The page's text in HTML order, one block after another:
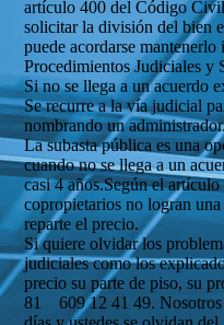
artículo 400 del Código
solicitar la división del bien
puede acordarse
Procedimientos Judiciales y
Si no se llega a un acuerdo
Se recurre a la vía judicial
nombrando un
La subasta pública es una
cuando no se llega a un
casi 4 años.Según el
copropietarios no logran
reparte el precio.
Si quiere olvidar los
judiciales como los
precio su parte de piso, su
81 609 12 41 49. Nosotros